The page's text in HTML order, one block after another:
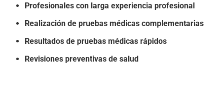
Profesionales con larga experiencia profesional
Realización de pruebas médicas complementarias
Resultados de pruebas médicas rápidos
Revisiones preventivas de salud